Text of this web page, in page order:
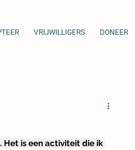
VRIJWILLIGERS DONEER
Het is een activiteit die ik